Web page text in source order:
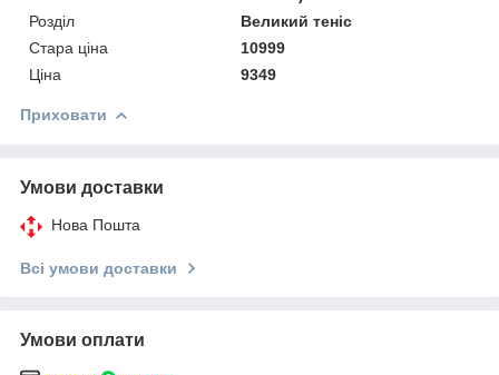
Розділ
Великий теніс
Стара ціна
10999
Ціна
9349
Приховати
Умови доставки
Нова Пошта
Всі умови доставки
Умови оплати